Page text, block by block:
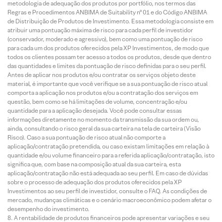
metodologia de adequação dos produtos por portfólio, nos termos das
Regras e Procedimentos ANBIMA de Suitability nº 01 e do Código ANBIMA
de Distribuição de Produtos de Investimento. Essa metodologia consiste em
atribuir uma pontuação máxima de risco para cada perfil de investidor
(conservador, moderado e agressivo), bem como uma pontuação de risco
para cada um dos produtos oferecidos pela XP Investimentos, de modo que
todos os clientes possam ter acesso a todos os produtos, desde que dentro
das quantidades e limites da pontuação de risco definidas para o seu perfil.
Antes de aplicar nos produtos e/ou contratar os serviços objeto deste
material, é importante que você verifique se a sua pontuação de risco atual
comporta a aplicação nos produtos e/ou a contratação dos serviços em
questão, bem como se há limitações de volume, concentração e/ou
quantidade para a aplicação desejada. Você pode consultar essas
informações diretamente no momento da transmissão da sua ordem ou,
ainda, consultando o risco geral da sua carteira na tela de carteira (Visão
Risco). Caso a sua pontuação de risco atual não comporte a
aplicação/contratação pretendida, ou caso existam limitações em relação à
quantidade e/ou volume financeiro para a referida aplicação/contratação, isto
significa que, com base na composição atual da sua carteira, esta
aplicação/contratação não está adequada ao seu perfil. Em caso de dúvidas
sobre o processo de adequação dos produtos oferecidos pela XP
Investimentos ao seu perfil de investidor, consulte o FAQ. As condições de
mercado, mudanças climáticas e o cenário macroeconômico podem afetar o
desempenho do investimento.
A rentabilidade de produtos financeiros pode apresentar variações e seu